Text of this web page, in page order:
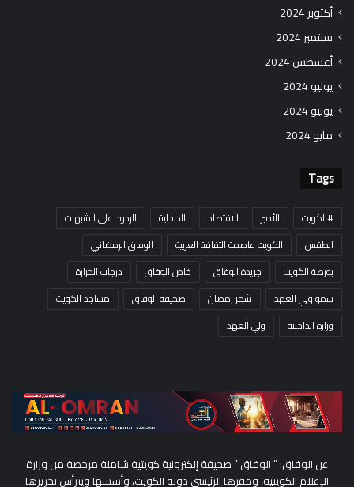
أكتوبر 2024
سبتمبر 2024
أغسطس 2024
يوليو 2024
يونيو 2024
مايو 2024
Tags
#الكويت الأمير الاقتصاد الداخلية
الردود على الشبهات
الطقس
الكويت عاصمة الثقافة العربية
الوفاق الرمضاني
بورصة الكويت
جريدة الوفاق خاص الوفاق
درجات الحرارة
سمو ولي العهد
شهر رمضان صحيفة الوفاق
مساجد الكويت
وزارة الداخلية
ولي العهد
عن الوفاق: ” الوفاق ” صحيفة إلكترونية كويتية شاملة مرخصة من وزارة
الإعلام الكويتية، ومقرها الرئيسي دولة الكويت، وأسسها ويترأس تحريرها